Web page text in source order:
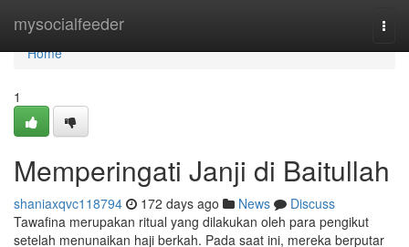
mysocialfeeder
Home
Home
1
Memperingati Janji di Baitullah
shaniaxqvc118794 172 days ago News
Discuss
Tawafina merupakan ritual yang dilakukan oleh para pengikut
setelah menunaikan haji berkah. Pada saat ini, mereka berputar